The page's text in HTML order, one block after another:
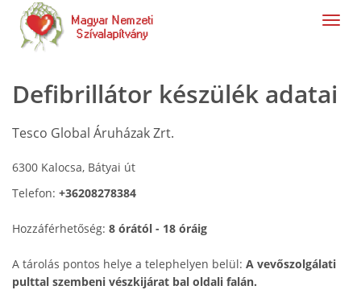
Defibrillátor készülék adatai
Tesco Global Áruházak Zrt.
6300 Kalocsa, Bátyai út
Telefon: +36208278384
Hozzáférhetőség: 8 órától - 18 óráig
A tárolás pontos helye a telephelyen belül: A vevőszolgálati
pulttal szembeni vészkijárat bal oldali falán.